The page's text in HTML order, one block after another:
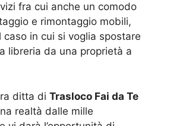
fra cui anche un comodo
e rimontaggio mobili,
in cui si voglia spostare
libreria da una proprietà a
ditta di Trasloco Fai da Te
realtà dalle mille